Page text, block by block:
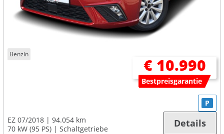
Benzin
€ 10.990
Bestpreisgarantie
EZ 07/2018
94.054 km
70 kW (95 PS)
Schaltgetriebe
P
Details